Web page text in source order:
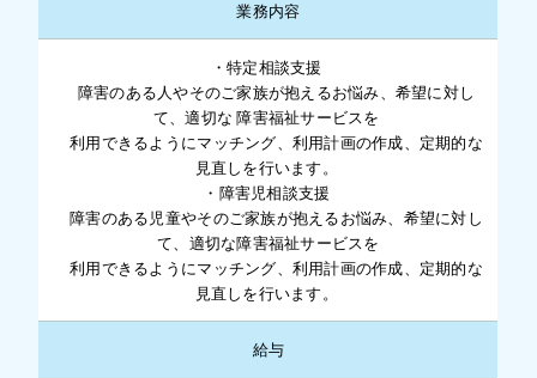
業務内容
・特定相談支援
障害のある人やそのご家族が抱えるお悩み、希望に対し
て、適切な 障害福祉サービスを
利用できるようにマッチング、利用計画の作成、定期的な
見直しを行います。
・障害児相談支援
障害のある児童やそのご家族が抱えるお悩み、希望に対し
て、適切な障害福祉サービスを
利用できるようにマッチング、利用計画の作成、定期的な
見直しを行います。
給与